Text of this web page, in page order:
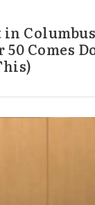
50 Comes